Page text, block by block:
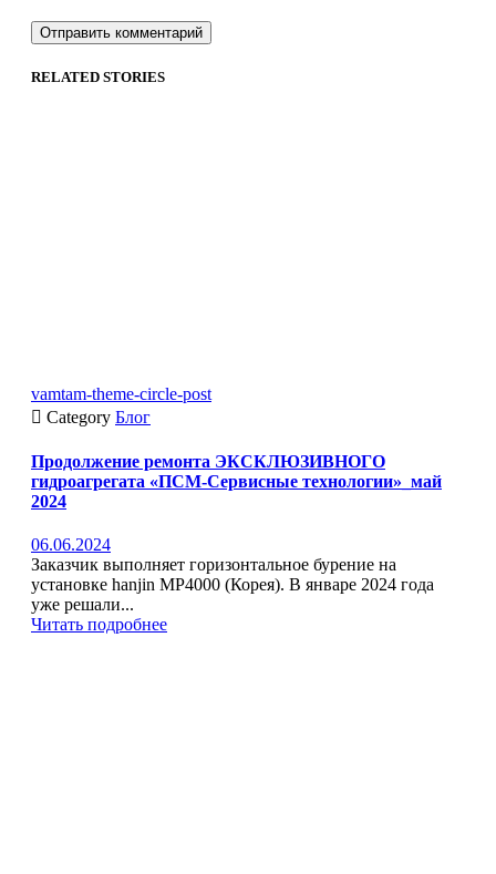
RELATED STORIES
vamtam-theme-circle-post
 Category Блог
Продолжение ремонта ЭКСКЛЮЗИВНОГО
гидроагрегата «ПСМ-Сервисные технологии»_май
2024
06.06.2024
Заказчик выполняет горизонтальное бурение на
установке hanjin MP4000 (Корея). В январе 2024 года
уже решали...
Читать подробнее